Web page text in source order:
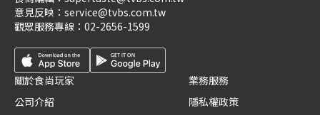
意見反映： service@tvbs.com.tw
觀眾服務專線： 02-2656-1599
關於食尚玩家
公司介紹
業務服務
隱私權政策